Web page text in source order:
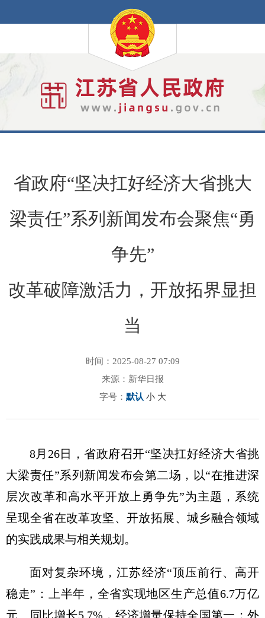
省政府“坚决扛好经济大省挑大
梁责任”系列新闻发布会聚焦“勇
争先”
改革破障激活力，开放拓界显担
当
时间：2025-08-27 07:09
来源：新华日报
字号： 默认 小 大
8月26日，省政府召开“坚决扛好经济大省挑
大梁责任”系列新闻发布会第二场，以“在推进深
层次改革和高水平开放上勇争先”为主题，系统
呈现全省在改革攻坚、开放拓展、城乡融合领域
的实践成果与相关规划。
面对复杂环境，江苏经济“顶压前行、高开
稳走”：上半年，全省实现地区生产总值6.7万亿
元、同比增长5.7%，经济增量保持全国第一；外